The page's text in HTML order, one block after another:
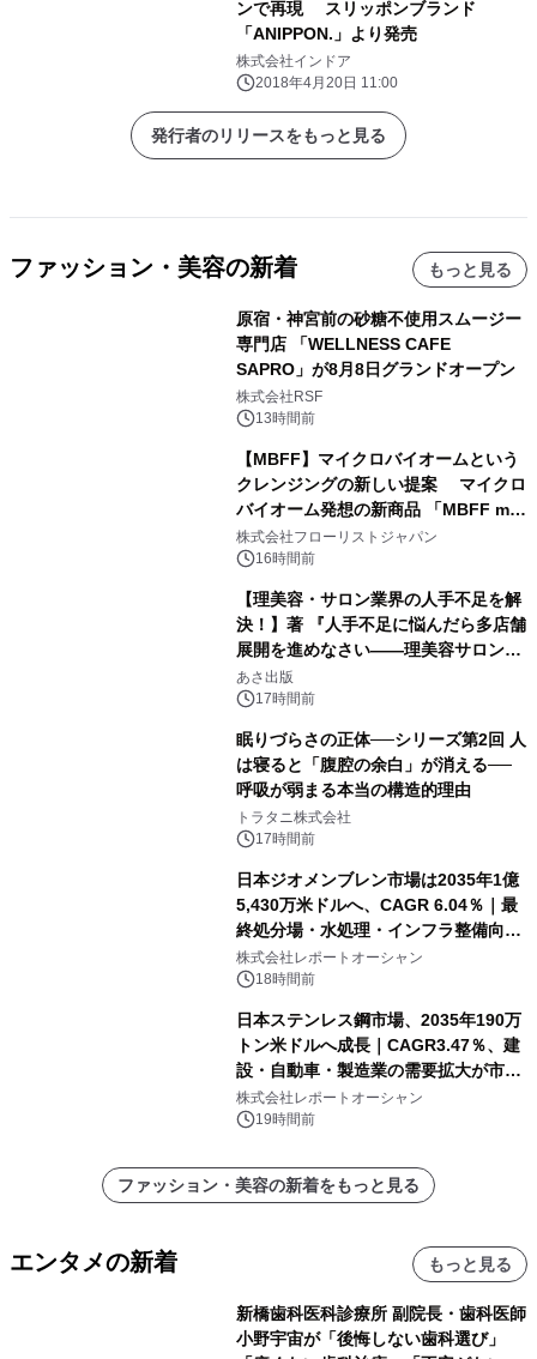
ンで再現 スリッポンブランド
「ANIPPON.」より発売
株式会社インドア
2018年4月20日 11:00
発行者のリリースをもっと見る
ファッション・美容の新着 もっと見る
原宿・神宮前の砂糖不使用スムージー
専門店 「WELLNESS CAFE
SAPRO」が8月8日グランドオープン
株式会社RSF
13時間前
【MBFF】マイクロバイオームという
クレンジングの新しい提案 マイクロ
バイオーム発想の新商品 「MBFF mb
クレンジングPRO」を2026年8月6日
発売
株式会社フローリストジャパン
16時間前
【理美容・サロン業界の人手不足を解
決！】著 『人手不足に悩んだら多店舗
展開を進めなさい――理美容サロン
「多店舗展開」の教科書』2026年8月
24日（月）発売
あさ出版
17時間前
眠りづらさの正体──シリーズ第2回 人
は寝ると「腹腔の余白」が消える──
呼吸が弱まる本当の構造的理由
トラタニ株式会社
17時間前
日本ジオメンブレン市場は2035年1億
5,430万米ドルへ、CAGR 6.04％｜最
終処分場・水処理・インフラ整備向け
需要拡大
株式会社レポートオーシャン
18時間前
日本ステンレス鋼市場、2035年190万
トン米ドルへ成長｜CAGR3.47％、建
設・自動車・製造業の需要拡大が市場
を牽引
株式会社レポートオーシャン
19時間前
ファッション・美容の新着をもっと見る
エンタメの新着 もっと見る
新橋歯科医科診療所 副院長・歯科医師
小野宇宙が「後悔しない歯科選び」